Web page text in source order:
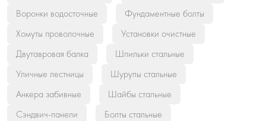
Воронки водосточные
Фундаментные болты
Хомуты проволочные
Установки очистные
Двутавровая балка
Шпильки стальные
Уличные лестницы
Шурупы стальные
Анкера забивные
Шайбы стальные
Сэндвич-панели
Болты стальные